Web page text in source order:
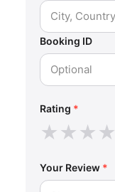
Booking ID
Rating *
★★★★
Your Review *